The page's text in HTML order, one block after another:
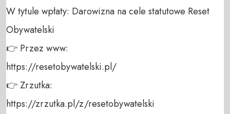
W tytule wpłaty: Darowizna na cele statutowe Reset
Obywatelski
👉 Przez www:
https://resetobywatelski.pl/
👉 Zrzutka:
https://zrzutka.pl/z/resetobywatelski